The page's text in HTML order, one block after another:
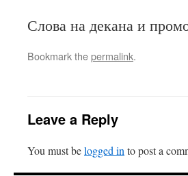
Слова на декана и
Bookmark thepermalink.
Leave a Reply
You must belogged in to post a